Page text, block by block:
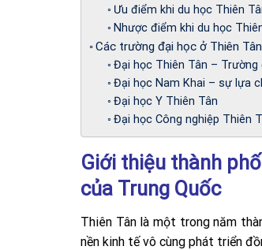
Ưu điểm khi du học Thiên
Nhược điểm khi du học
Các trường đại học ở Thiên Tân
Đại học Thiên Tân –
Đại học Nam Khai – sự lựa
Đại học Y Thiên Tân
Đại học Công nghiệp Thiên
Giới thiệu thành
của Trung Quốc
Thiên Tân là một trong năm
nền kinh tế vô cùng phát triển